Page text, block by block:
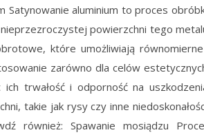
Satynowanie aluminium to proces
powierzchni tego
które umożliwiają
zarówno dla celów
trwałość i odporność na
takie jak rysy czy inne
również: Spawanie mosiądzu